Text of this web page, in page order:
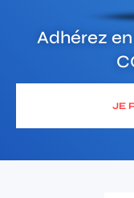
Adhérez
JE